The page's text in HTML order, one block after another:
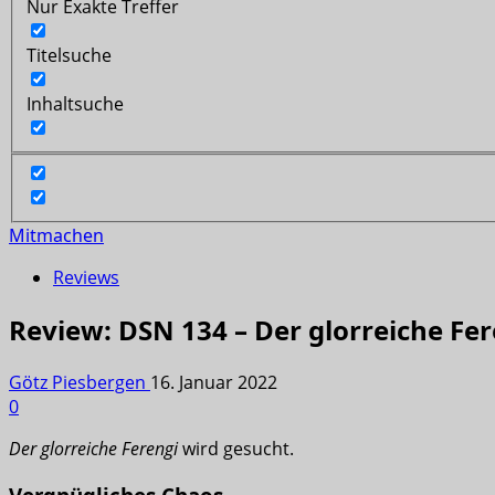
Nur Exakte Treffer
Titelsuche
Inhaltsuche
Mitmachen
Reviews
Review: DSN 134 – Der glorreiche
Götz Piesbergen 16. Januar 2022
0
Der glorreiche Ferengiwird gesucht.